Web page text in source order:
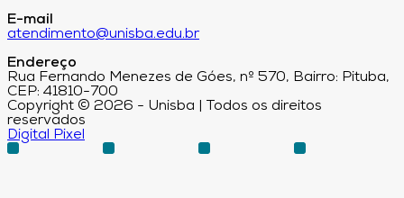
E-mail
atendimento@unisba.edu.br
Endereço
Rua Fernando Menezes de Góes, nº 570, Bairro: Pituba,
CEP: 41810-700
Copyright © 2026 - Unisba | Todos os direitos
reservados
Digital Pixel